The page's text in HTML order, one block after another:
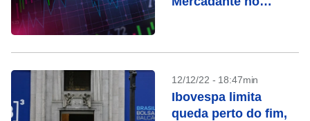
12/12/22 - 18:47min
Ibovespa limita
queda perto do fim,